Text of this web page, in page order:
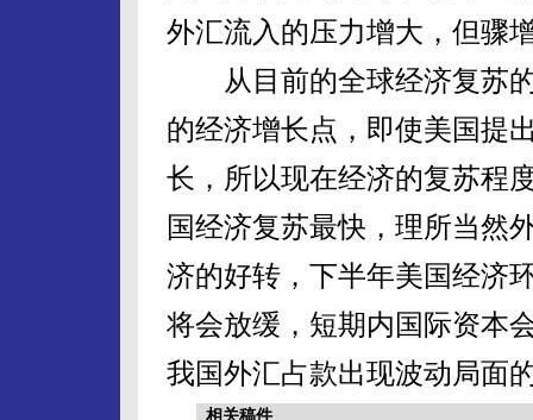
外汇流入的压力增大，但骤
从目前的全球经济复苏的
的经济增长点，即使美国提
长，所以现在经济的复苏程
国经济复苏最快，理所当然
济的好转，下半年美国经济
将会放缓，短期内国际资本
我国外汇占款出现波动局面
相关稿件